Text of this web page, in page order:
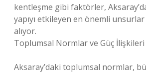
kentleşme gibi faktörler,
yapıyı etkileyen en önemli
alıyor.
Toplumsal Normlar ve Güç İlişkileri
Aksaray’daki toplumsal normlar,